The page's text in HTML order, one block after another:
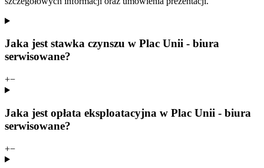
Jaka jest stawka czynszu w Plac Unii - biura
serwisowane?
+−
Jaka jest opłata eksploatacyjna w Plac Unii - biura
serwisowane?
+−